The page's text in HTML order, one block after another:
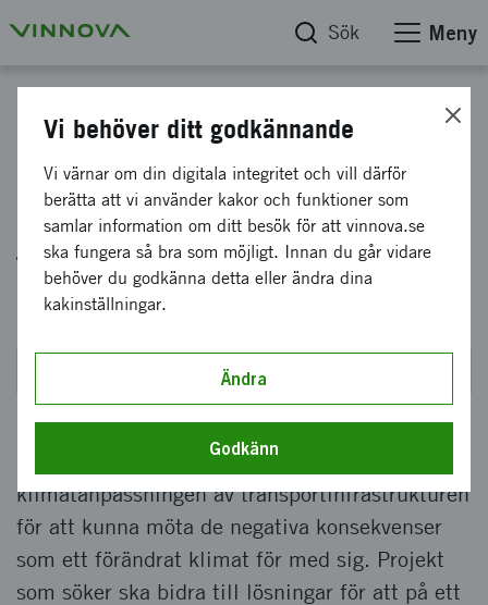
Sök Meny
SIP InfraSweden - hösten
2022: Anpassning av
transportinfrastrukturen för att
möta klimatförändringar
Stängde den 2 februari 2023 kl 14:00
Med det här erbjudandet vill vi stödja
klimatanpassningen av transportinfrastrukturen
för att kunna möta de negativa konsekvenser
som ett förändrat klimat för med sig. Projekt
som söker ska bidra till lösningar för att på ett
Vi behöver ditt godkännande
Vi värnar om din digitala integritet och vill därför
berätta att vi använder kakor och funktioner som
samlar information om ditt besök för att vinnova.se
ska fungera så bra som möjligt. Innan du går vidare
behöver du godkänna detta eller ändra dina
kakinställningar.
Ändra
Godkänn